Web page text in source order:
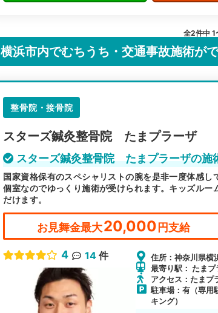
全2件中 1
横浜市内でむちうち・交通事故施術が
整骨院・接骨院
スターズ鍼灸整骨院 たまプラーザ
スターズ鍼灸整骨院 たまプラーザの施
国家資格保有のスペシャリストの腕を是非一度体感
個室なのでゆっくり施術が受けられます。キッズル
だけます。
お見舞金最大20,000 円支給
4 14 件
住所：神奈川県
最寄り駅： たま
アクセス：たまプ
駐車場：有（専用
キング）